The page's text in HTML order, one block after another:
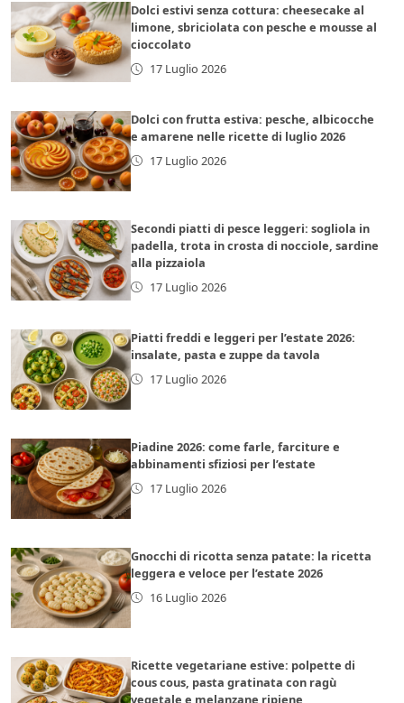
Dolci estivi senza cottura: cheesecake al
limone, sbriciolata con pesche e mousse al
cioccolato
17 Luglio 2026
Dolci con frutta estiva: pesche, albicocche
e amarene nelle ricette di luglio 2026
17 Luglio 2026
Secondi piatti di pesce leggeri: sogliola in
padella, trota in crosta di nocciole, sardine
alla pizzaiola
17 Luglio 2026
Piatti freddi e leggeri per l’estate 2026:
insalate, pasta e zuppe da tavola
17 Luglio 2026
Piadine 2026: come farle, farciture e
abbinamenti sfiziosi per l’estate
17 Luglio 2026
Gnocchi di ricotta senza patate: la ricetta
leggera e veloce per l’estate 2026
16 Luglio 2026
Ricette vegetariane estive: polpette di
cous cous, pasta gratinata con ragù
vegetale e melanzane ripiene